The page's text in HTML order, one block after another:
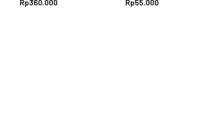
Rp360.000 Rp55.000